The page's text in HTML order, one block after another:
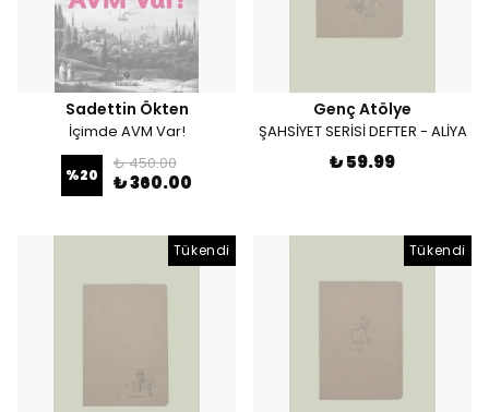
Sadettin Ökten
İçimde AVM Var!
%20
₺ 450.00
₺ 360.00
Genç Atölye
ŞAHSİYET SERİSİ DEFTER - ALİYA
₺ 59.99
Tükendi Tükendi